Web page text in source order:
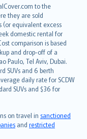
to the
they are sold
(or equivalent excess
domestic rental for
comparison is based
and drop-off of a
Paulo, Tel Aviv, Dubai.
SUVs and 6 berth
daily rate for SCDW
SUVs and $36 for
on travel in sanctioned
and restricted